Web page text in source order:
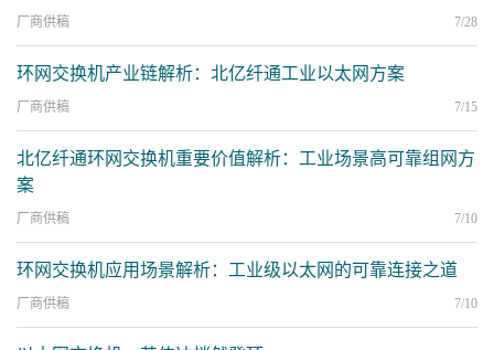
厂商供稿 7/28
环网交换机产业链解析：北亿纤通工业以太网方案
厂商供稿 7/15
北亿纤通环网交换机重要价值解析：工业场景高可靠组网方
案
厂商供稿 7/10
环网交换机应用场景解析：工业级以太网的可靠连接之道
厂商供稿 7/10